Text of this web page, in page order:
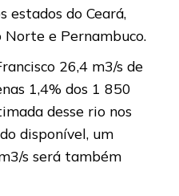
estados do Ceará,
Norte e Pernambuco.
26,4 m3/s de
1,4% dos 1 850
desse rio nos
disponível, um
s será também